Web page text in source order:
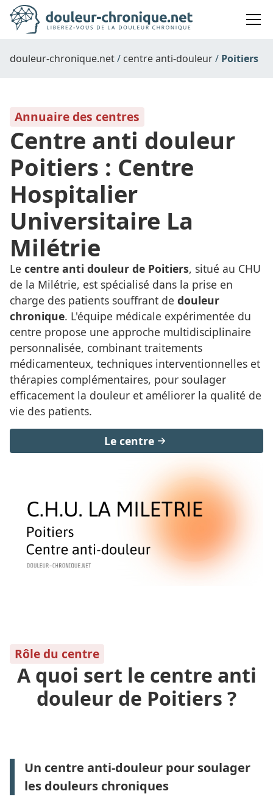
douleur-chronique.net centre anti-douleur Poitiers
Annuaire des centres
Centre anti douleur
Poitiers : Centre
Hospitalier
Universitaire La
Milétrie
Le centre anti douleur de Poitiers, situé au CHU
de la Milétrie, est spécialisé dans la prise en
charge des patients souffrant de douleur
chronique. L'équipe médicale expérimentée du
centre propose une approche multidisciplinaire
personnalisée, combinant traitements
médicamenteux, techniques interventionnelles et
thérapies complémentaires, pour soulager
efficacement la douleur et améliorer la qualité de
vie des patients.
Le centre
Rôle du centre
A quoi sert le centre anti
douleur de Poitiers ?
Un centre anti-douleur pour soulager
les douleurs chroniques